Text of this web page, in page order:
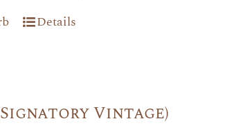
Details
Vintage)